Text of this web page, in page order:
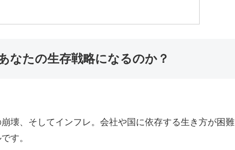
特別ウェビナー
なたの生存戦略になるのか？
壊、そしてインフレ。会社や国に依存する生き方が困難
す。